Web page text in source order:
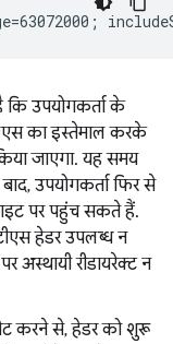
कि उपयोगकर्ता के
का इस्तेमाल करके
जाएगा. यह समय
उपयोगकर्ता फिर से
पर पहुंच सकते हैं.
हेडर उपलब्ध न
अस्थायी रीडायरेक्ट न
करने से, हेडर को शुरू